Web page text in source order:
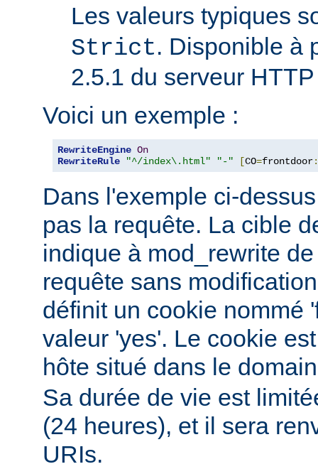
Les valeurs typiques
Strict. Disponible à
2.5.1 du serveur
Voici un exemple :
RewriteEngine On
RewriteRule
"^/index\.html" "-" [CO=frontdoor:
Dans l'exemple ci-
pas la requête. La cible
indique à mod_rewrite
requête sans
définit un cookie nommé
valeur 'yes'. Le cookie
hôte situé dans le
Sa durée de vie est
(24 heures), et il sera
URIs.